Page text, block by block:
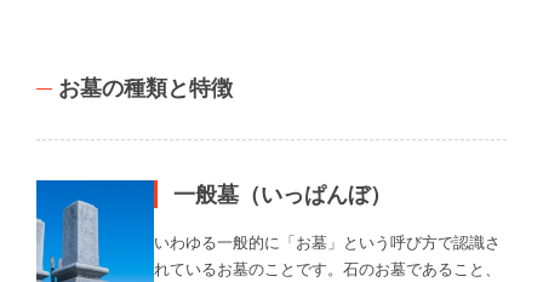
お墓の種類と特徴
一般墓（いっぱんぼ）
いわゆる一般的に「お墓」という呼び方で認識さ
れているお墓のことです。石のお墓であること、